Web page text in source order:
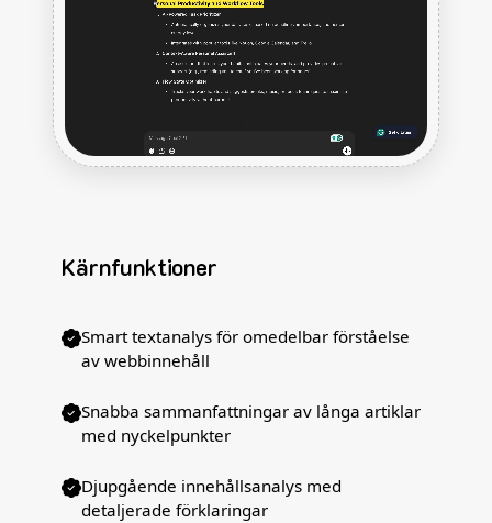
Kärnfunktioner
Smart textanalys för omedelbar förståelse
av webbinnehåll
Snabba sammanfattningar av långa artiklar
med nyckelpunkter
Djupgående innehållsanalys med
detaljerade förklaringar